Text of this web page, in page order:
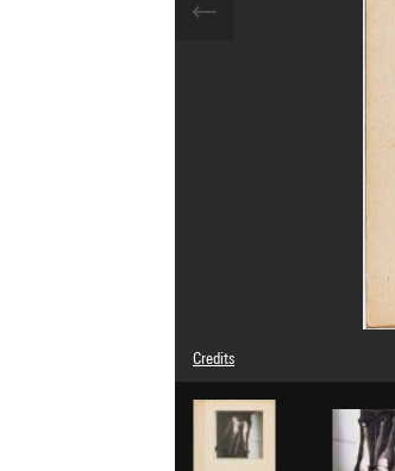
Credits
© Adagp, Paris
Photo credits : Centre
Image reference : 4Y06970
Image presentation :